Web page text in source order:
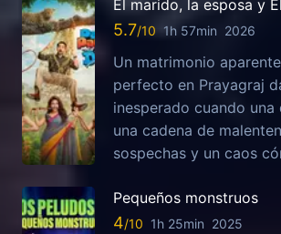
El marido, la esposa y
5.7 1h 57min 2026
Un matrimonio
perfecto en Prayagraj
inesperado cuando una
una cadena de
sospechas y un caos
Pequeños monstruos
4 1h 25min 2025